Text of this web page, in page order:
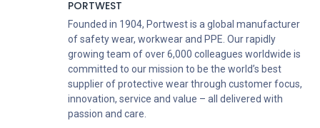
PORTWEST
Founded in 1904, Portwest is a global manufacturer
of safety wear, workwear and PPE. Our rapidly
growing team of over 6,000 colleagues worldwide is
committed to our mission to be the world’s best
supplier of protective wear through customer focus,
innovation, service and value – all delivered with
passion and care.